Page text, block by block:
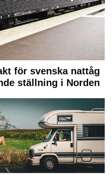
för svenska nattåg
ställning i Norden